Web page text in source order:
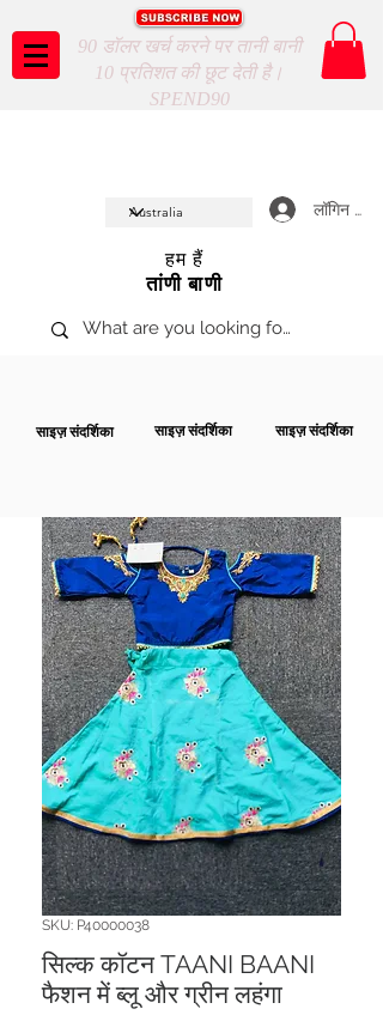
90 डॉलर खर्च करने पर तानी बानी
10 प्रतिशत की छूट देती है।
SPEND90
लॉगिन करें
हम हैं
तांणी बाणी
साइज़ संदर्शिका साइज़ संदर्शिका साइज़ संदर्शिका
SKU: P40000038
सिल्क कॉटन TAANI BAANI
फैशन में ब्लू और ग्रीन लहंगा